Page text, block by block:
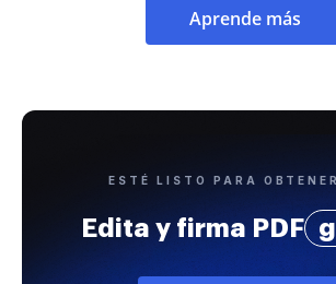
Aprende más
ESTÉ LISTO PARA
Edita y firma PDF